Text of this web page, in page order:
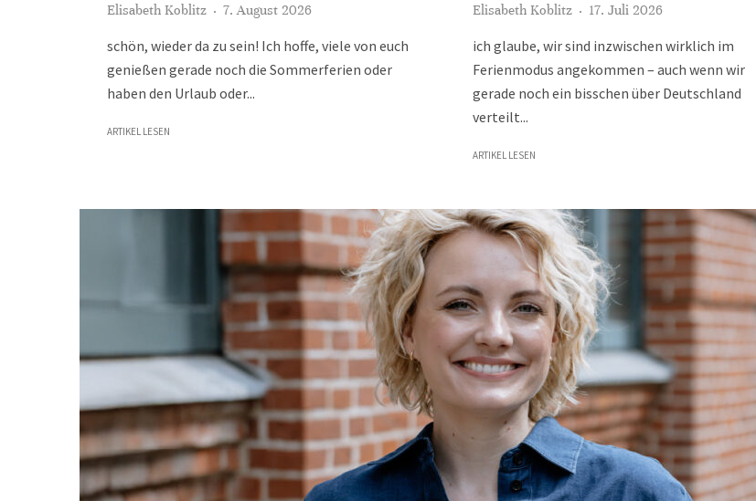
Elisabeth Koblitz · 7. August 2026
schön, wieder da zu sein! Ich hoffe, viele von euch
genießen gerade noch die Sommerferien oder
haben den Urlaub oder...
ARTIKEL LESEN
Elisabeth Koblitz · 17. Juli 2026
ich glaube, wir sind inzwischen wirklich im
Ferienmodus angekommen – auch wenn wir
gerade noch ein bisschen über Deutschland
verteilt...
ARTIKEL LESEN